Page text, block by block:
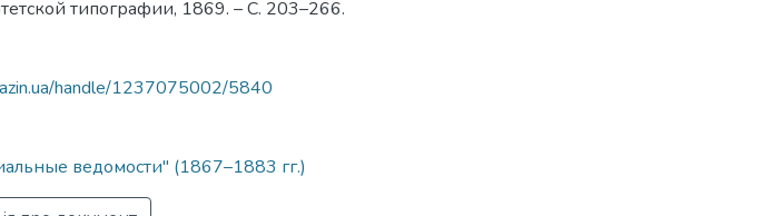
типографии, 1869. – С. 203–266.
handle/1237075002/5840
ведомости" (1867–1883 гг.)